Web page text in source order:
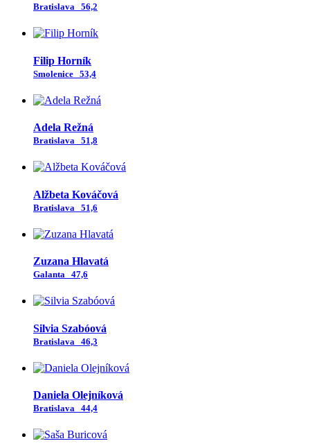
Bratislava 56,2
Filip Horník
Smolenice 53,4
Adela Režná
Bratislava 51,8
Alžbeta Kováčová
Bratislava 51,6
Zuzana Hlavatá
Galanta 47,6
Silvia Szabóová
Bratislava 46,3
Daniela Olejníková
Bratislava 44,4